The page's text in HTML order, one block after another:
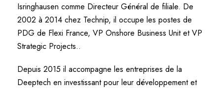
Isringhausen comme Directeur Général de filiale. De
2002 à 2014 chez Technip, il occupe les postes de
PDG de Flexi France, VP Onshore Business Unit et VP
Strategic Projects..
Depuis 2015 il accompagne les entreprises de la
Deeptech en investissant pour leur développement et